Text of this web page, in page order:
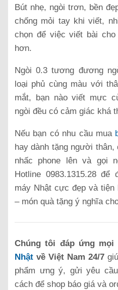
Bút nhẹ, ngòi trơn, bền
chống mỏi tay khi viết,
chọn để việc viết bài
hơn.
Ngòi 0.3 tương đương
loại phủ cùng màu với
mắt, bạn nào viết mực
ngòi đều có cảm giác khá
Nếu bạn có nhu cầu mua
hay dành tặng người
nhấc phone lên và gọi
Hotline 0983.1315.28
máy Nhật cực đẹp và
– món quà tặng ý nghĩa
Chúng tôi đáp ứng mọi
Nhật về Việt Nam 24/7
phẩm ưng ý, gửi yêu
cách để shop báo giá và